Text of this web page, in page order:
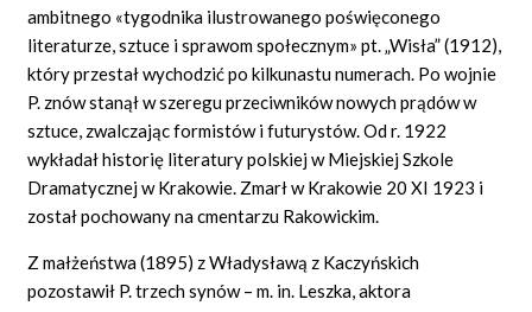
ambitnego «tygodnika ilustrowanego poświęconego
literaturze, sztuce i sprawom społecznym» pt. „Wisła” (1912),
który przestał wychodzić po kilkunastu numerach. Po wojnie
P. znów stanął w szeregu przeciwników nowych prądów w
sztuce, zwalczając formistów i futurystów. Od r. 1922
wykładał historię literatury polskiej w Miejskiej Szkole
Dramatycznej w Krakowie. Zmarł w Krakowie 20 XI 1923 i
został pochowany na cmentarzu Rakowickim.
Z małżeństwa (1895) z Władysławą z Kaczyńskich
pozostawił P. trzech synów – m. in. Leszka, aktora